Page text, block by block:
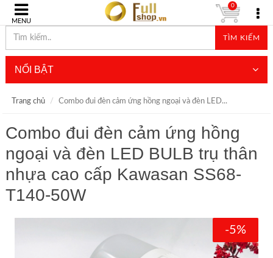
MENU
TÌM KIẾM
0
NỔI BẬT
Trang chủ Combo đui đèn cảm ứng hồng ngoại và đèn LED...
Combo đui đèn cảm ứng hồng
ngoại và đèn LED BULB trụ thân
nhựa cao cấp Kawasan SS68-
T140-50W
-5%